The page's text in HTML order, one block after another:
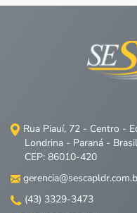
Rua Piauí, 72 - Centro -
Londrina - Paraná - Brasil
CEP: 86010-420
(43) 3329-3473